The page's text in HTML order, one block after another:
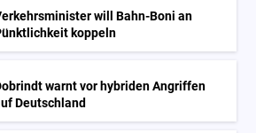
will Bahn-Boni an
koppeln
warnt vor hybriden Angriffen
Deutschland